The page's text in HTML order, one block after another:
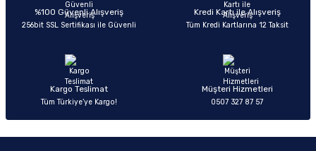
%100 Güvenli Alışveriş
256bit SSL Sertifikası ile Güvenli
Kredi Kartı ile Alışveriş
Tüm Kredi Kartlarına 12 Taksit
Kargo Teslimat
Tüm Türkiye’ye Kargo!
Müşteri Hizmetleri
0507 327 87 57